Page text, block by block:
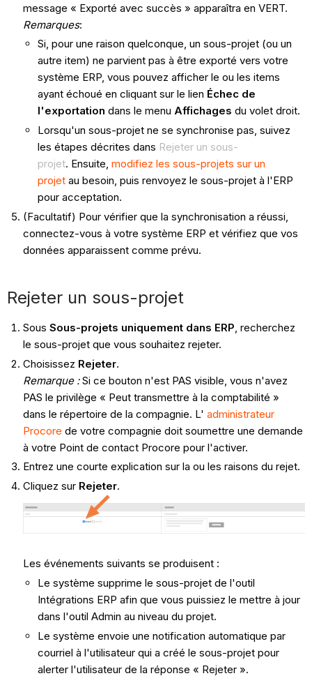
message « Exporté avec succès » apparaîtra en VERT.
Remarques:
Si, pour une raison quelconque, un sous-projet (ou un
autre item) ne parvient pas à être exporté vers votre
système ERP, vous pouvez afficher le ou les items
ayant échoué en cliquant sur le lien Échec de
l'exportation dans le menu Affichages du volet droit.
Lorsqu'un sous-projet ne se synchronise pas, suivez
les étapes décrites dans Rejeter un sous-
projet. Ensuite, modifiez les sous-projets sur un
projet au besoin, puis renvoyez le sous-projet à l'ERP
pour acceptation.
(Facultatif) Pour vérifier que la synchronisation a réussi,
connectez-vous à votre système ERP et vérifiez que vos
données apparaissent comme prévu.
Rejeter un sous-projet
Sous Sous-projets uniquement dans ERP, recherchez
le sous-projet que vous souhaitez rejeter.
Choisissez Rejeter.
Remarque :Si ce bouton n'est PAS visible, vous n'avez
PAS le privilège « Peut transmettre à la comptabilité »
dans le répertoire de la compagnie. L' administrateur
Procore de votre compagnie doit soumettre une demande
à votre Point de contact Procore pour l'activer.
Entrez une courte explication sur la ou les raisons du rejet.
Cliquez sur Rejeter.
Les événements suivants se produisent :
Le système supprime le sous-projet de l'outil
Intégrations ERP afin que vous puissiez le mettre à jour
dans l'outil Admin au niveau du projet.
Le système envoie une notification automatique par
courriel à l'utilisateur qui a créé le sous-projet pour
alerter l'utilisateur de la réponse « Rejeter ».